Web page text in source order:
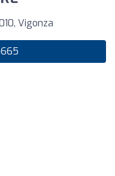
Vigonza